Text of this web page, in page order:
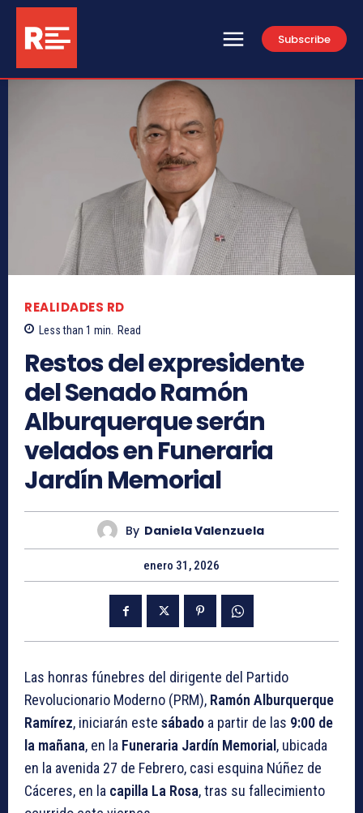
Subscribe
REALIDADES RD
Less than 1 min. Read
Restos del expresidente
del Senado Ramón
Alburquerque serán
velados en Funeraria
Jardín Memorial
By Daniela Valenzuela
enero 31, 2026
Las honras fúnebres del dirigente del Partido
Revolucionario Moderno (PRM), Ramón Alburquerque
Ramírez, iniciarán este sábado a partir de las 9:00 de
la mañana, en la Funeraria Jardín Memorial , ubicada
en la avenida 27 de Febrero, casi esquina Núñez de
Cáceres, en la capilla La Rosa, tras su fallecimiento